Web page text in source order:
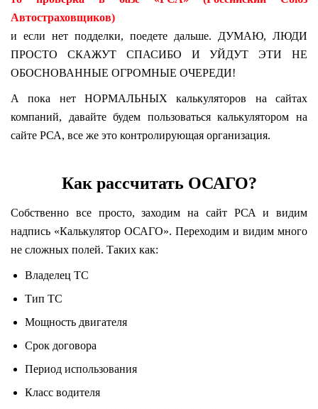
Автостраховщиков)
и если нет подделки, поедете дальше. ДУМАЮ, ЛЮДИ
ПРОСТО СКАЖУТ СПАСИБО И УЙДУТ ЭТИ НЕ
ОБОСНОВАННЫЕ ОГРОМНЫЕ ОЧЕРЕДИ!
А пока нет НОРМАЛЬНЫХ калькуляторов на сайтах
компаний, давайте будем пользоваться калькулятором на
сайте РСА, все же это контролирующая организация.
Как рассчитать ОСАГО?
Собственно все просто, заходим на сайт РСА и видим
надпись «Калькулятор ОСАГО». Переходим и видим много
не сложных полей. Таких как:
Владелец ТС
Тип ТС
Мощность двигателя
Срок договора
Период использования
Класс водителя